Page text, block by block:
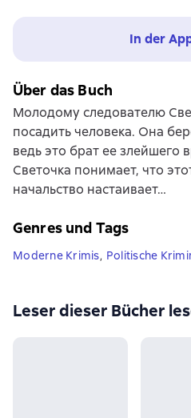
In der
Über das Buch
Молодому следователю
посадить человека. Она
ведь это брат ее злейшего
Светочка понимает, что
начальство настаивает…
Genres und Tags
Moderne Krimis, Politische
Leser dieser Bücher